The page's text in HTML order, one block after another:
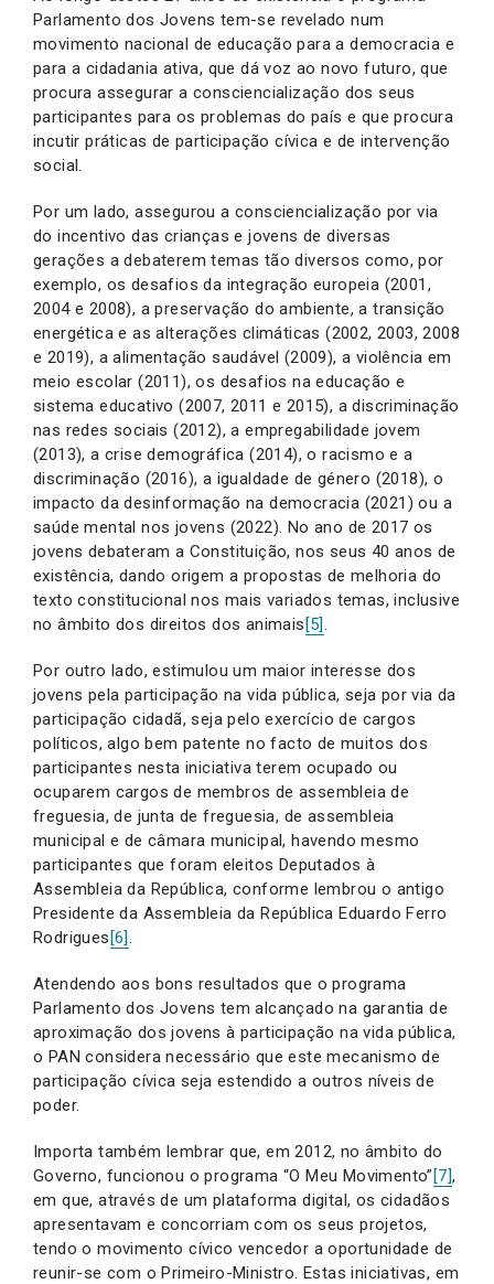
Parlamento dos Jovens tem-se revelado num
movimento nacional de educação para a democracia e
para a cidadania ativa, que dá voz ao novo futuro, que
procura assegurar a consciencialização dos seus
participantes para os problemas do país e que procura
incutir práticas de participação cívica e de intervenção
social.
Por um lado, assegurou a consciencialização por via
do incentivo das crianças e jovens de diversas
gerações a debaterem temas tão diversos como, por
exemplo, os desafios da integração europeia (2001,
2004 e 2008), a preservação do ambiente, a transição
energética e as alterações climáticas (2002, 2003, 2008
e 2019), a alimentação saudável (2009), a violência em
meio escolar (2011), os desafios na educação e
sistema educativo (2007, 2011 e 2015), a discriminação
nas redes sociais (2012), a empregabilidade jovem
(2013), a crise demográfica (2014), o racismo e a
discriminação (2016), a igualdade de género (2018), o
impacto da desinformação na democracia (2021) ou a
saúde mental nos jovens (2022). No ano de 2017 os
jovens debateram a Constituição, nos seus 40 anos de
existência, dando origem a propostas de melhoria do
texto constitucional nos mais variados temas, inclusive
no âmbito dos direitos dos animais [5].
Por outro lado, estimulou um maior interesse dos
jovens pela participação na vida pública, seja por via da
participação cidadã, seja pelo exercício de cargos
políticos, algo bem patente no facto de muitos dos
participantes nesta iniciativa terem ocupado ou
ocuparem cargos de membros de assembleia de
freguesia, de junta de freguesia, de assembleia
municipal e de câmara municipal, havendo mesmo
participantes que foram eleitos Deputados à
Assembleia da República, conforme lembrou o antigo
Presidente da Assembleia da República Eduardo Ferro
Rodrigues [6].
Atendendo aos bons resultados que o programa
Parlamento dos Jovens tem alcançado na garantia de
aproximação dos jovens à participação na vida pública,
o PAN considera necessário que este mecanismo de
participação cívica seja estendido a outros níveis de
poder.
Importa também lembrar que, em 2012, no âmbito do
Governo, funcionou o programa “O Meu Movimento” [7],
em que, através de um plataforma digital, os cidadãos
apresentavam e concorriam com os seus projetos,
tendo o movimento cívico vencedor a oportunidade de
reunir-se com o Primeiro-Ministro. Estas iniciativas, em